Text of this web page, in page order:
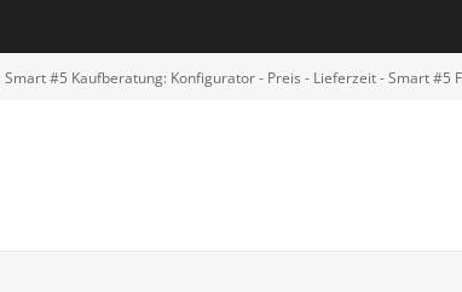
Smart #5 Kaufberatung: Konfigurator - Preis - Lieferzeit - Smart #5